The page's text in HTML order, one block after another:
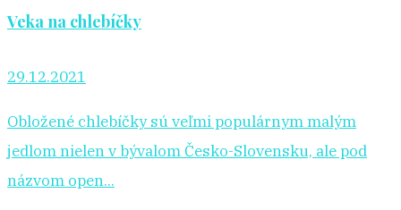
Veka na chlebíčky
29.12.2021
Obložené chlebíčky sú veľmi populárnym malým
jedlom nielen v bývalom Česko-Slovensku, ale pod
názvom open...